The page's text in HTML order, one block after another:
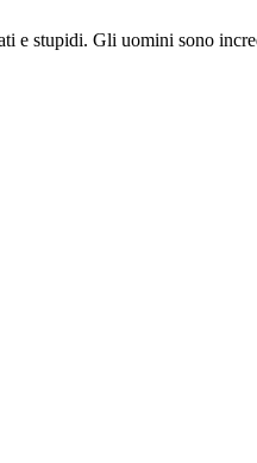
e stupidi. Gli uomini sono